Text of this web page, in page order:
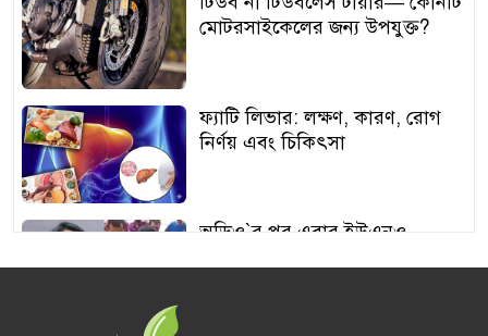
মোটরসাইকেলের জন্য উপযুক্ত?
ফ্যাটি লিভার: লক্ষণ, কারণ, রোগ
নির্ণয় এবং চিকিৎসা
অডিও‍‍`র পর এবার ইউএনও